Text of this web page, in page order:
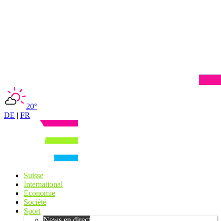
20°
DE | FR
Suisse
International
Economie
Société
Sport